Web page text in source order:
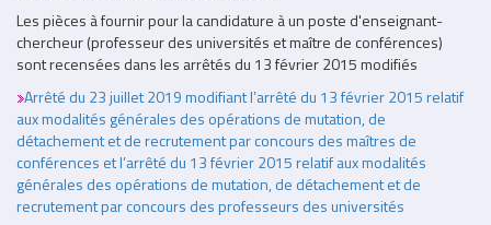
Les pièces à fournir pour la candidature à un poste d'enseignant-
chercheur (professeur des universités et maître de conférences)
sont recensées dans les arrêtés du 13 février 2015 modifiés
Arrêté du 23 juillet 2019 modifiant l’arrêté du 13 février 2015 relatif
aux modalités générales des opérations de mutation, de
détachement et de recrutement par concours des maîtres de
conférences et l’arrêté du 13 février 2015 relatif aux modalités
générales des opérations de mutation, de détachement et de
recrutement par concours des professeurs des universités